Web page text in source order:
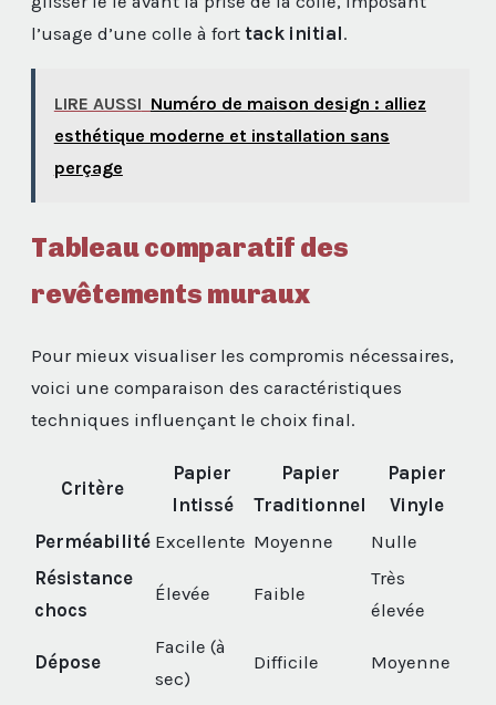
l’usage d’une colle à fort tack initial .
LIRE AUSSI Numéro de maison design : alliez
esthétique moderne et installation sans
perçage
Tableau comparatif des
revêtements muraux
Pour mieux visualiser les compromis nécessaires,
voici une comparaison des caractéristiques
techniques influençant le choix final.
Critère
Papier
Intissé
Papier
Traditionnel
Papier
Vinyle
Perméabilité Excellente Moyenne
Nulle
Résistance
chocs
Élevée Faible
Très
élevée
Dépose
Facile (à
sec)
Difficile Moyenne